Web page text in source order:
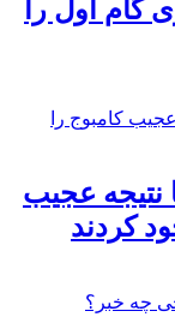
گام اول را
نتیجه عجیب
کردند